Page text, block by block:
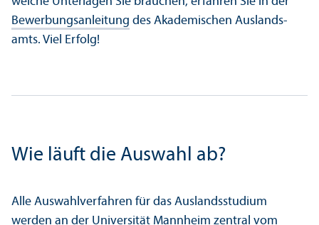
Bewerbungs­anleitung des Akademischen Auslands­
amts. Viel Erfolg!
Wie läuft die Auswahl ab?
Alle Auswahl­verfahren für das Auslands­studium
werden an der Universität Mannheim zentral vom